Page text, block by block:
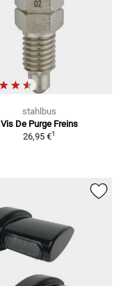
stahlbus
Vis De Purge Freins
26,95 €1